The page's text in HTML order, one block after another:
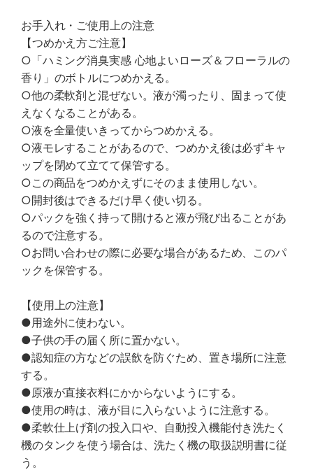
お手入れ・ご使用上の注意
【つめかえ方ご注意】
○「ハミング消臭実感 心地よいローズ＆フローラルの
香り」のボトルにつめかえる。
○他の柔軟剤と混ぜない。液が濁ったり、固まって使
えなくなることがある。
○液を全量使いきってからつめかえる。
○液モレすることがあるので、つめかえ後は必ずキャ
ップを閉めて立てて保管する。
○この商品をつめかえずにそのまま使用しない。
○開封後はできるだけ早く使い切る。
○パックを強く持って開けると液が飛び出ることがあ
るので注意する。
○お問い合わせの際に必要な場合があるため、このパ
ックを保管する。
【使用上の注意】
●用途外に使わない。
●子供の手の届く所に置かない。
●認知症の方などの誤飲を防ぐため、置き場所に注意
する。
●原液が直接衣料にかからないようにする。
●使用の時は、液が目に入らないように注意する。
●柔軟仕上げ剤の投入口や、自動投入機能付き洗たく
機のタンクを使う場合は、洗たく機の取扱説明書に従
う。